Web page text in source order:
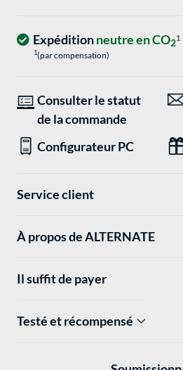
Expéditionneutre en CO21
1(par compensation)
Consulter le statut
de la commande
Configurateur PC
Service client
À propos de ALTERNATE
Il suffit de payer
Testé et récompensé